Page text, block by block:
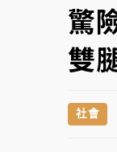
驚
雙
社會